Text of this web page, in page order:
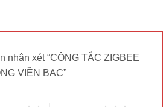
nhận xét “CÔNG TẮC ZIGBEE
VIỀN BẠC”